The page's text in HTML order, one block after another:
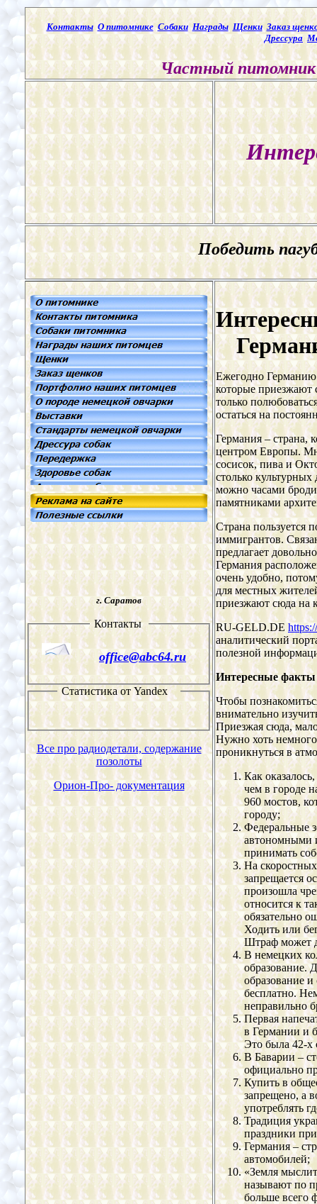
Контакты О питомнике Собаки Награды Щенки Заказ
Дрессура
Частный питомник
Победить
г. Саратов
Контакты
office@abc64.ru
Статистика отYandex
Все про радиодетали, содержание
позолоты
Орион-Про- документация
Ежегодно
которые приезжают
только
остаться на
Германия – страна,
центром Европы.
сосисок, пива и
столько культурных
можно часами
памятниками
Страна пользуется
иммигрантов.
предлагает
Германия
очень удобно,
для местных
приезжают сюда на
RU-GELD.DE
аналитический
полезной
Интересные факты
Чтобы
внимательно
Приезжая сюда,
Нужно хоть
проникнуться в
Как
чем в городе
960 мостов,
городу;
Федеральные
автономными
принимать
На
запрещается
произошла
относится к
обязательно
Ходить или
Штраф может
В немецких
образование.
образование и
бесплатно.
неправильно
Первая
в Германии и
Это была 42-х
В Баварии –
официально
Купить в
запрещено, а
употреблять
Традиция
праздники
Германия –
автомобилей;
«Земля
называют по
больше всего